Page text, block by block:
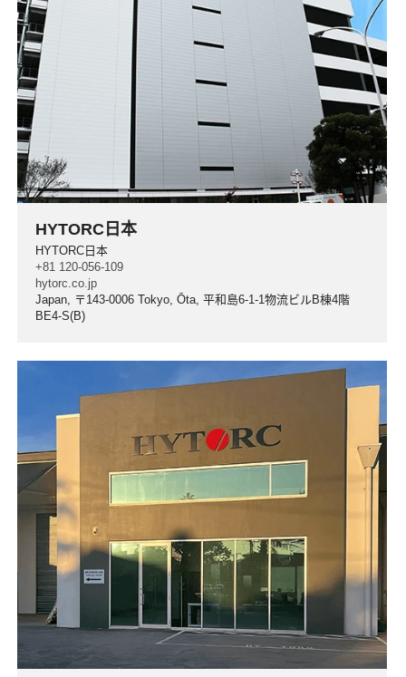
HYTORC日本
HYTORC日本
+81 120-056-109
hytorc.co.jp
Japan, 〒143-0006 Tokyo, Ōta, 平和島6-1-1物流ビルB棟4階
BE4-S(B)